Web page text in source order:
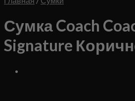
Сумка Coach
Signature